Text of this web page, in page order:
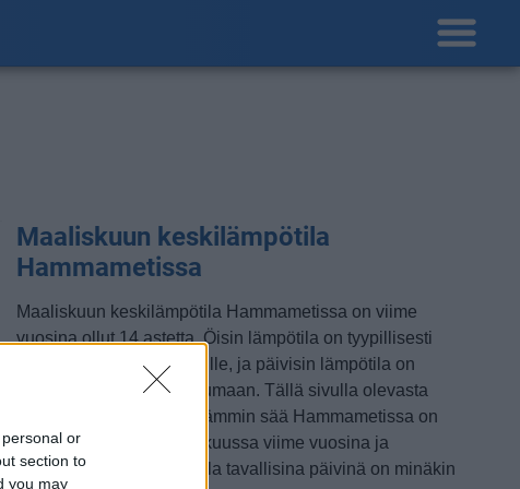
or
section to
you may
Maaliskuun keskilämpötila
Hammametissa
Maaliskuun keskilämpötila Hammametissa on viime
vuosina ollut 14 astetta. Öisin lämpötila on tyypillisesti
laskenut 10 asteen tienoille, ja päivisin lämpötila on
kohonnut 18 asteen tuntumaan. Tällä sivulla olevasta
kaaviosta näkee, miten lämmin sää Hammametissa on
keskimäärin ollut maaliskuussa viime vuosina ja
vaihteluväli, jolla lämpötila tavallisina päivinä on minäkin